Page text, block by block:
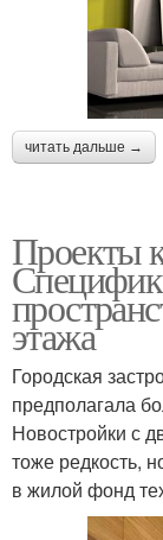
читать дальше →
Проекты
этажа
Городская
предполагала
Новостройки с
тоже редкость,
в жилой фонд